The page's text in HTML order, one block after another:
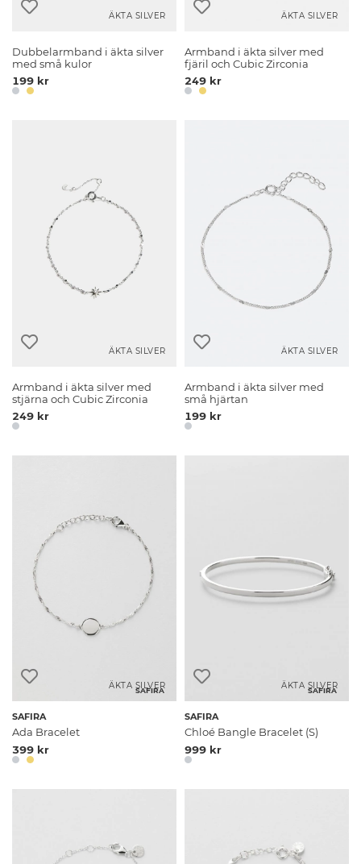
ÄKTA SILVER
Dubbelarmband i äkta silver
med små kulor
199 kr
ÄKTA SILVER
Armband i äkta silver med
fjäril och Cubic Zirconia
249 kr
ÄKTA SILVER
Armband i äkta silver med
stjärna och Cubic Zirconia
249 kr
ÄKTA SILVER
Armband i äkta silver med
små hjärtan
199 kr
SAFIRA
ÄKTA SILVER
SAFIRA
Ada Bracelet
399 kr
SAFIRA
ÄKTA SILVER
SAFIRA
Chloé Bangle Bracelet (S)
999 kr